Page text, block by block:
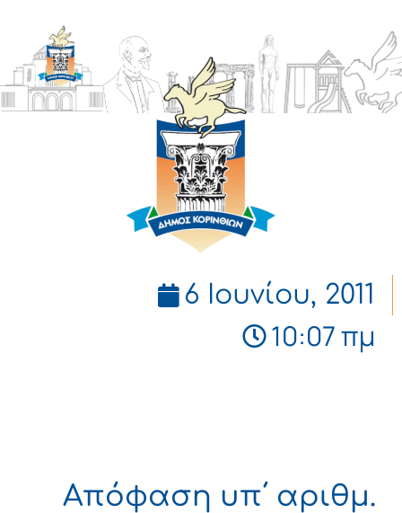
ΔΗΜΟΣ
ΚΟΡΙΝΘΙΩΝ
6 Ιουνίου, 2011
10:07 πμ
Απόφαση υπ΄ αριθμ.